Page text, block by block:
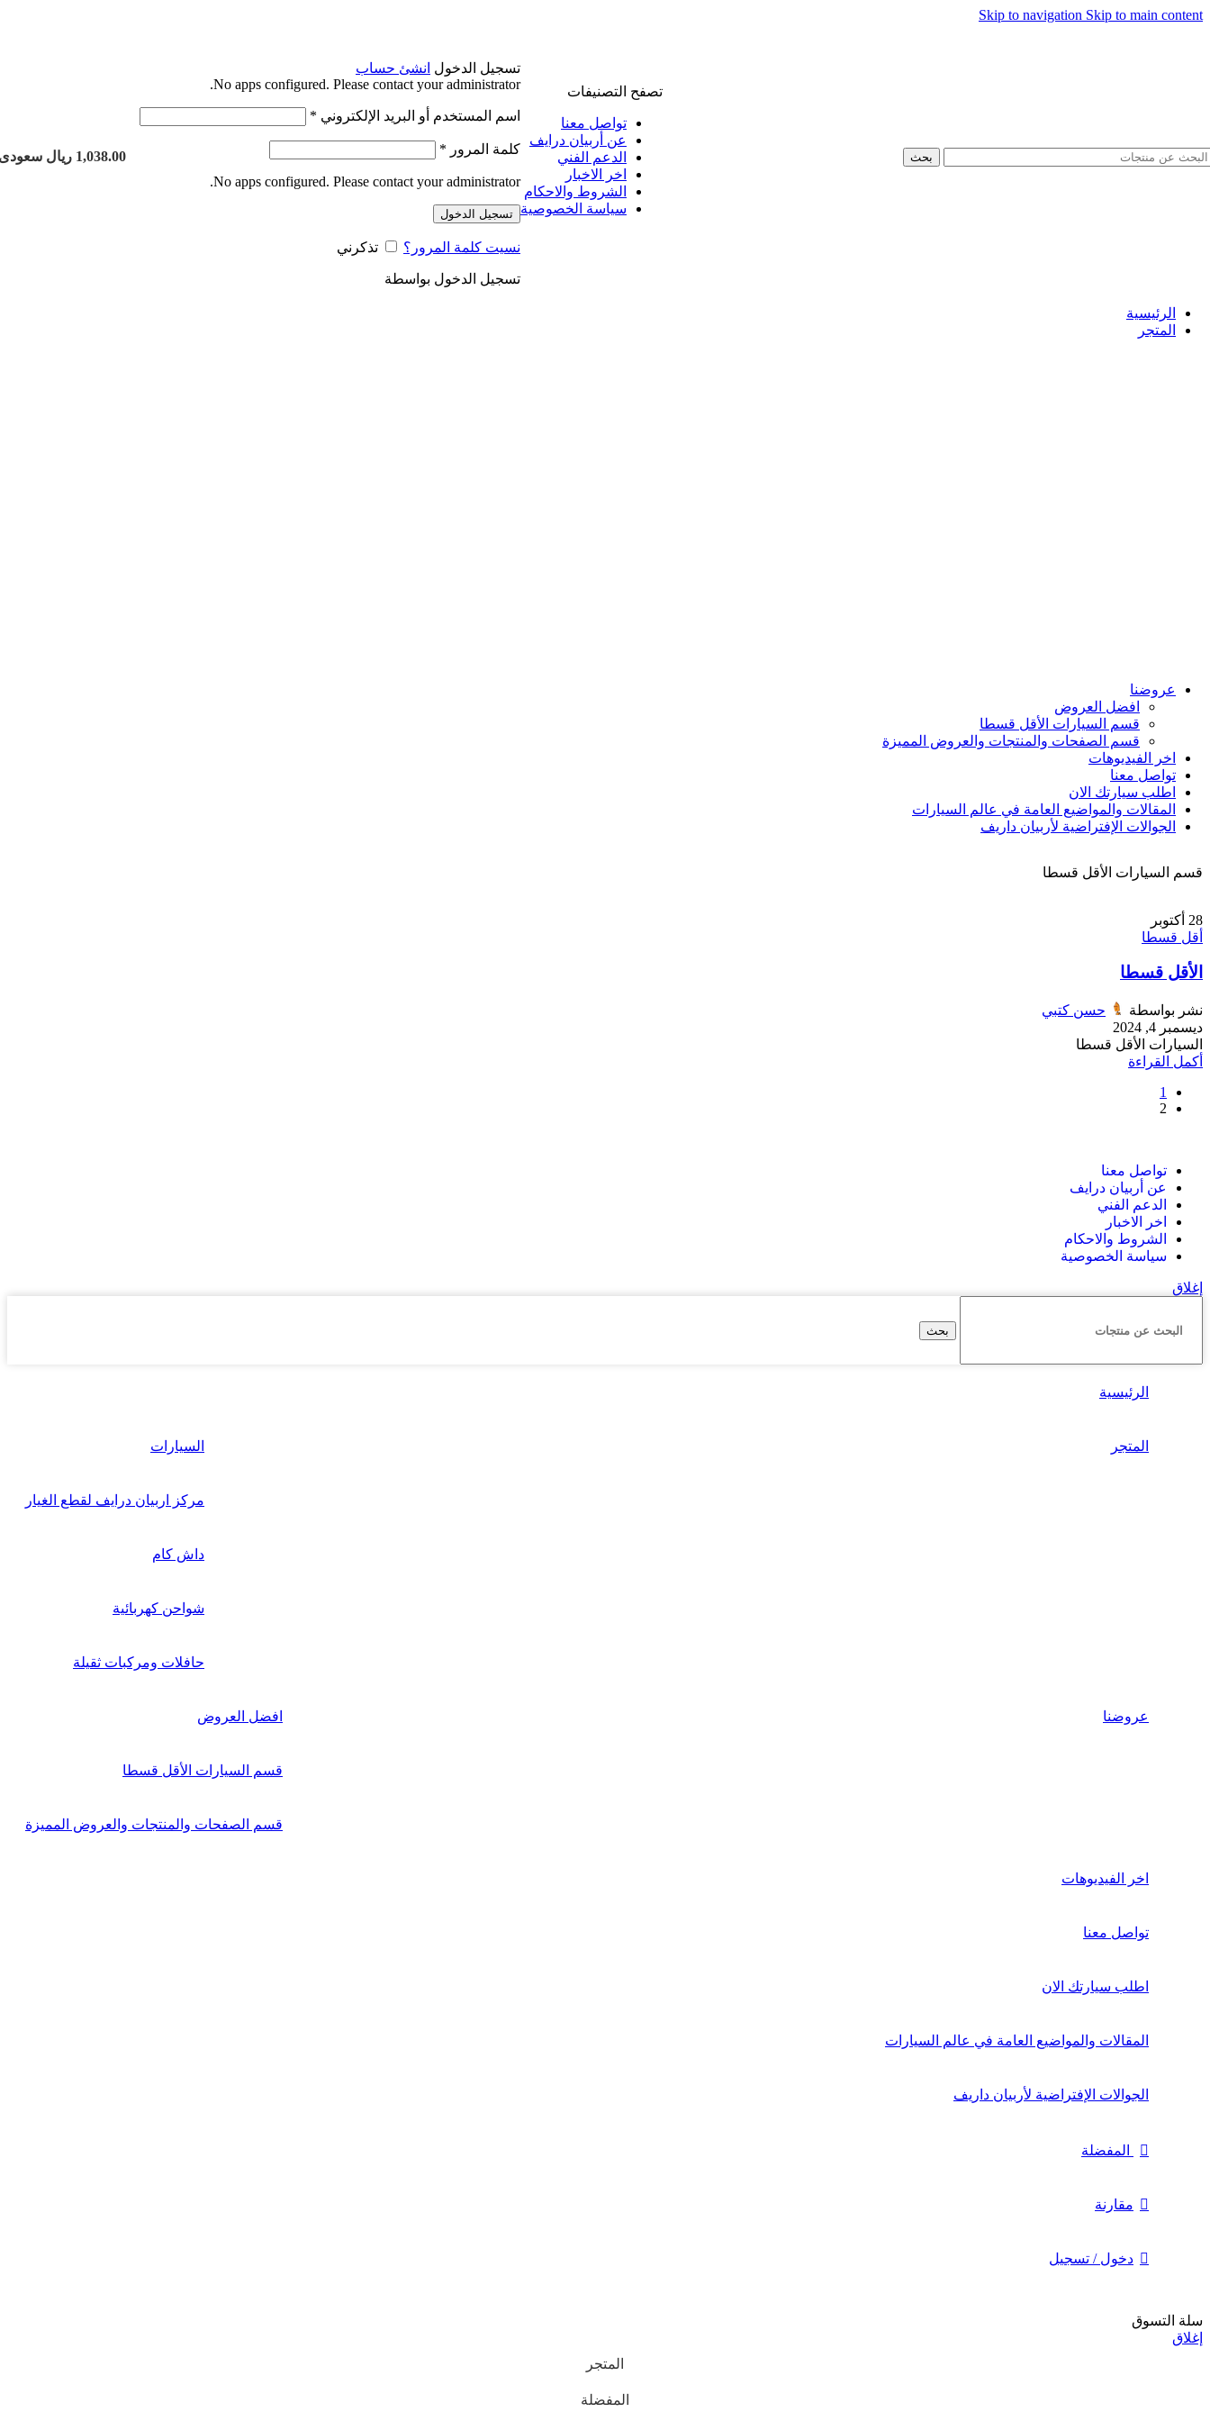
Skip to navigation Skip to main content
بحث
تصفح التصنيفات
تواصل معنا
عن أربيان درايف
الدعم الفني
اخر الاخبار
الشروط والاحكام
سياسة الخصوصية
تسجيل الدخول انشئ حساب
No apps configured. Please contact your administrator.
اسم المستخدم أو البريد الإلكتروني *
كلمة المرور *
No apps configured. Please contact your administrator.
تسجيل الدخول
نسيت كلمة المرور؟ تذكرني
تسجيل الدخول بواسطة
1,038.00 ريال سعودى
الرئيسية
المتجر
عروضنا
افضل العروض
قسم السيارات الأقل قسطا
قسم الصفحات والمنتجات والعروض المميزة
اخر الفيديوهات
تواصل معنا
اطلب سيارتك الان
المقالات والمواضيع العامة في عالم السيارات
الجوالات الإفتراضية لأربيان داريف
قسم السيارات الأقل قسطا
28 أكتوبر
أقل قسطا
الأقل قسطا
نشر بواسطة
حسن كتبي
ديسمبر 4, 2024
السيارات الأقل قسطا
أكمل القراءة
1
2
تواصل معنا
عن أربيان درايف
الدعم الفني
اخر الاخبار
الشروط والاحكام
سياسة الخصوصية
إغلاق
بحث
الرئيسية
المتجر السيارات
مركز اربيان درايف لقطع الغيار
داش كام
شواحن كهربائية
حافلات ومركبات ثقيلة
عروضنا افضل العروض
قسم السيارات الأقل قسطا
قسم الصفحات والمنتجات والعروض المميزة
اخر الفيديوهات
تواصل معنا
اطلب سيارتك الان
المقالات والمواضيع العامة في عالم السيارات
الجوالات الإفتراضية لأربيان داريف
المفضلة
مقارنة
دخول / تسجيل
سلة التسوق
إغلاق
المتجر
المفضلة